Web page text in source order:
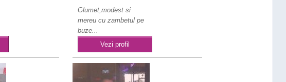
Glumet,modest si
mereu cu zambetul pe
buze...
Vezi profil